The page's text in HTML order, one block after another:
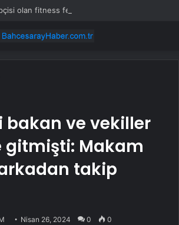
bakan ve vekiller
gitmişti: Makam
takip
Nisan 26, 2024 0 0